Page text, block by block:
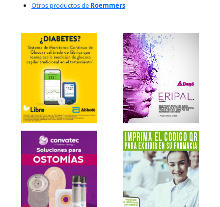
Otros productos de Roemmers